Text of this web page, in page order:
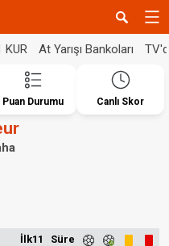
KUR At Yarışı Bankoları
Puan Durumu Canlı Skor
İlk11 Süre